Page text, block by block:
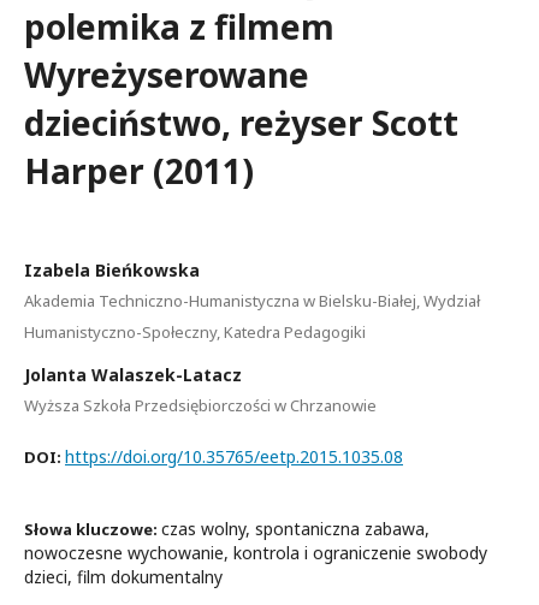
polemika z filmem
Wyreżyserowane
dzieciństwo, reżyser Scott
Harper (2011)
Izabela Bieńkowska
Akademia Techniczno-Humanistyczna w Bielsku-Białej, Wydział
Humanistyczno-Społeczny, Katedra Pedagogiki
Jolanta Walaszek-Latacz
Wyższa Szkoła Przedsiębiorczości w Chrzanowie
DOI: https://doi.org/10.35765/eetp.2015.1035.08
Słowa kluczowe: czas wolny, spontaniczna zabawa,
nowoczesne wychowanie, kontrola i ograniczenie swobody
dzieci, film dokumentalny